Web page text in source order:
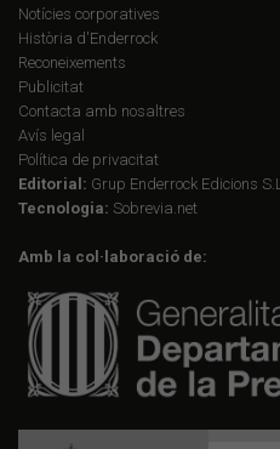
Notícies corporatives
Història d'Enderrock
Reconeixements
Publicitat
Contacta amb nosaltres
Avís legal
Política de privacitat
Editorial: Grup Enderrock Edicions S.L.
Tecnologia: Sobrevia.net
Amb la col·laboració de: